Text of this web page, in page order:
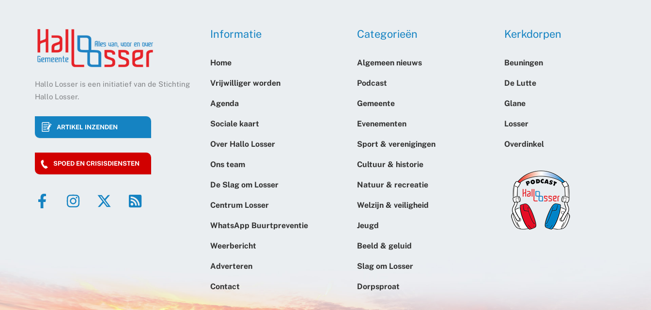
Hallo Losser is een initiatief van de Stichting
Hallo Losser.
ARTIKEL INZENDEN
SPOED EN CRISISDIENSTEN
Informatie
Home
Vrijwilliger worden
Agenda
Sociale kaart
Over Hallo Losser
Ons team
De Slag om Losser
Centrum Losser
WhatsApp Buurtpreventie
Weerbericht
Adverteren
Contact
Categorieën
Algemeen nieuws
Podcast
Gemeente
Evenementen
Sport & verenigingen
Cultuur & historie
Natuur & recreatie
Welzijn & veiligheid
Jeugd
Beeld & geluid
Slag om Losser
Dorpsproat
Kerkdorpen
Beuningen
De Lutte
Glane
Losser
Overdinkel